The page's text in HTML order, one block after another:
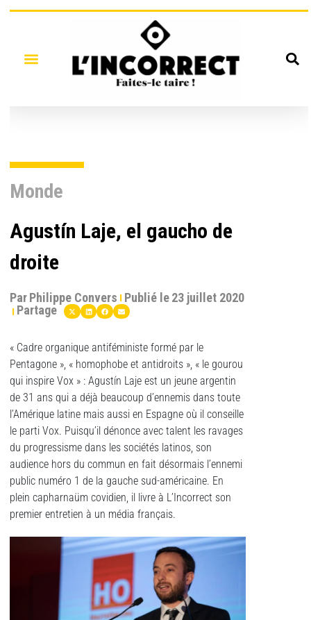
Monde
Agustín Laje, el gaucho de
droite
ParPhilippe Convers Publié le23 juillet 2020
Partage
« Cadre organique antiféministe formé par le
Pentagone », « homophobe et antidroits », « le gourou
qui inspire Vox » : Agustín Laje est un jeune argentin
de 31 ans qui a déjà beaucoup d’ennemis dans toute
l’Amérique latine mais aussi en Espagne où il conseille
le parti Vox. Puisqu’il dénonce avec talent les ravages
du progressisme dans les sociétés latinos, son
audience hors du commun en fait désormais l’ennemi
public numéro 1 de la gauche sud-américaine. En
plein capharnaüm covidien, il livre à L’Incorrect son
premier entretien à un média français.